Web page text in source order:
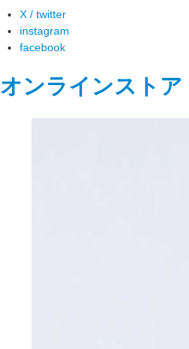
X / twitter
instagram
facebook
オンラインストア